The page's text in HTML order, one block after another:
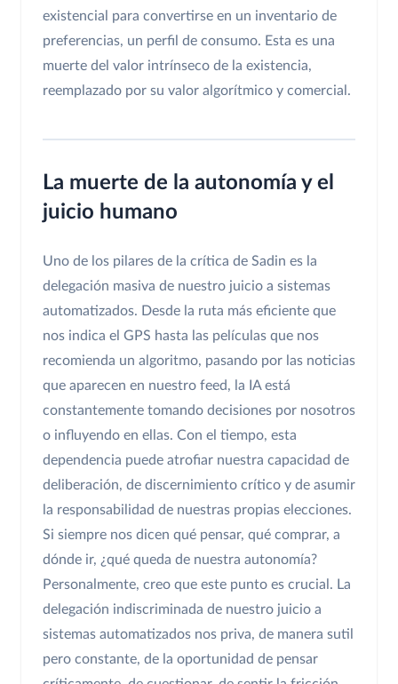
existencial para convertirse en un inventario de
preferencias, un perfil de consumo. Esta es una
muerte del valor intrínseco de la existencia,
reemplazado por su valor algorítmico y comercial.
La muerte de la autonomía y el
juicio humano
Uno de los pilares de la crítica de Sadin es la
delegación masiva de nuestro juicio a sistemas
automatizados. Desde la ruta más eficiente que
nos indica el GPS hasta las películas que nos
recomienda un algoritmo, pasando por las noticias
que aparecen en nuestro feed, la IA está
constantemente tomando decisiones por nosotros
o influyendo en ellas. Con el tiempo, esta
dependencia puede atrofiar nuestra capacidad de
deliberación, de discernimiento crítico y de asumir
la responsabilidad de nuestras propias elecciones.
Si siempre nos dicen qué pensar, qué comprar, a
dónde ir, ¿qué queda de nuestra autonomía?
Personalmente, creo que este punto es crucial. La
delegación indiscriminada de nuestro juicio a
sistemas automatizados nos priva, de manera sutil
pero constante, de la oportunidad de pensar